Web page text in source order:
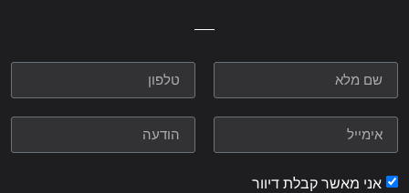
אני מאשר קבלת דיוור